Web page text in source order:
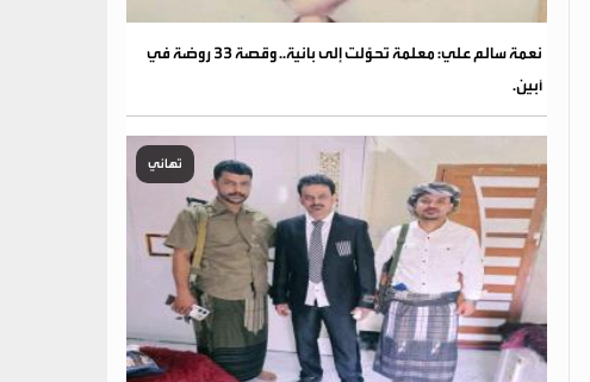
نعمة سالم علي: معلمة تحوّلت إلى بانية.. وقصة 33 روضة في
أبين.
تهاني